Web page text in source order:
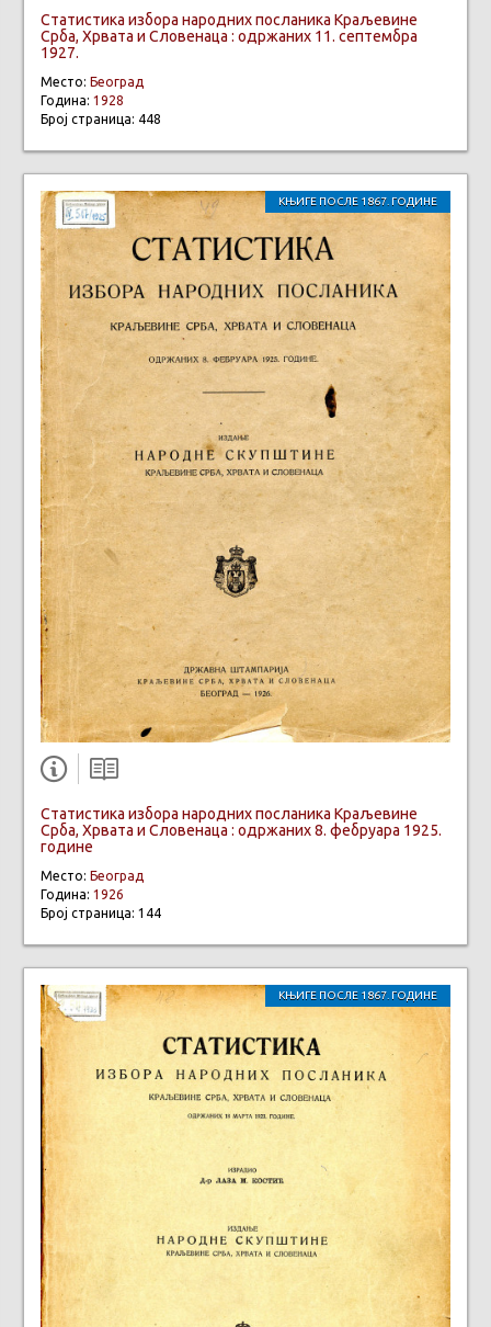
Статистика избора народних посланика Краљевине
Срба, Хрвата и Словенаца : одржаних 11. септембра
1927.
Место: Београд
Година: 1928
Број страница: 448
КЊИГЕ ПОСЛЕ 1867. ГОДИНЕ
Статистика избора народних посланика Краљевине
Срба, Хрвата и Словенаца : одржаних 8. фебруара 1925.
године
Место: Београд
Година: 1926
Број страница: 144
КЊИГЕ ПОСЛЕ 1867. ГОДИНЕ